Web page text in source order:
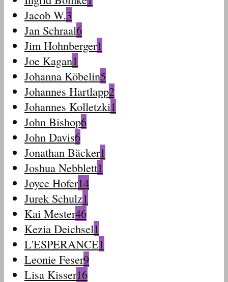
Jacob W.3
Jan Schraal6
Jim Hohnberger1
Joe Kagan1
Johanna Köbelin5
Johannes Hartlapp2
Johannes Kolletzki1
John Bishop6
John Davis6
Jonathan Bäcker1
Joshua Nebblett1
Joyce Hofer14
Jurek Schulz1
Kai Mester46
Kezia Deichsel1
L'ESPERANCE1
Leonie Feser9
Lisa Kisser16